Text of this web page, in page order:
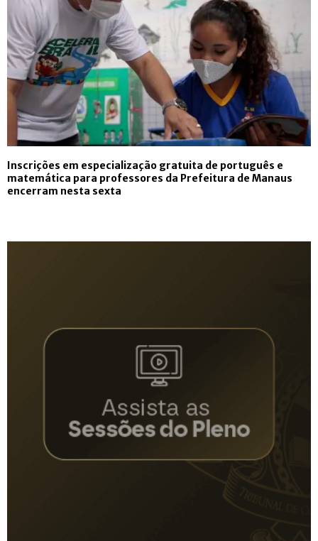
Inscrições em especialização gratuita de português e
matemática para professores da Prefeitura de Manaus
encerram nesta sexta